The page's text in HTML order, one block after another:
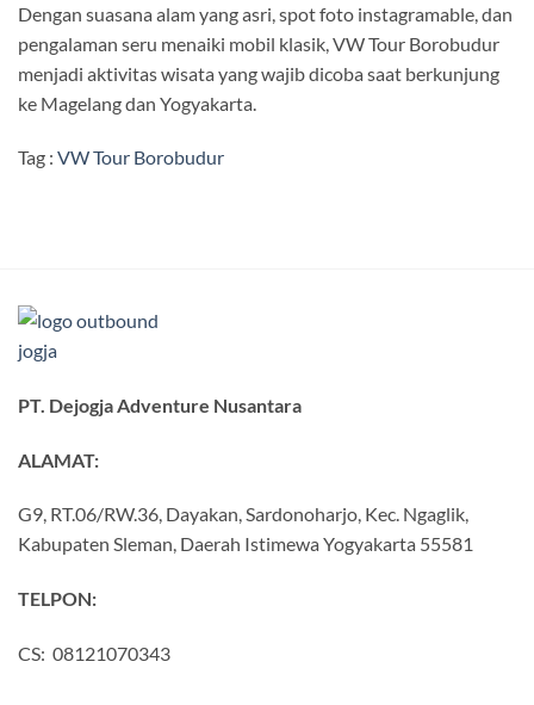
Dengan suasana alam yang asri, spot foto instagramable, dan
pengalaman seru menaiki mobil klasik, VW Tour Borobudur
menjadi aktivitas wisata yang wajib dicoba saat berkunjung
ke Magelang dan Yogyakarta.
Tag : VW Tour Borobudur
PT. Dejogja Adventure Nusantara
ALAMAT:
G9, RT.06/RW.36, Dayakan, Sardonoharjo, Kec. Ngaglik,
Kabupaten Sleman, Daerah Istimewa Yogyakarta 55581
TELPON:
CS: 08121070343